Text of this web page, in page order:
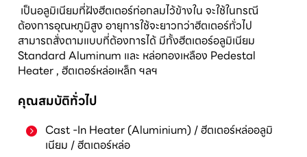
เป็นอลูมิเนียมที่ฝังฮีตเตอร์ท่อกลมไว้ข้างใน จะใช้ในกรณี
ต้องการอุณหภูมิสูง อายุการใช้จะยาวกว่าฮีตเตอร์ทั่วไป
สามารถสั่งตามแบบที่ต้องการได้ มีทั้งฮีตเตอร์อลูมิเนียม
Standard Aluminum และ หล่อทองเหลือง Pedestal
Heater , ฮีตเตอร์หล่อเหล็ก ฯลฯ
คุณสมบัติทั่วไป
Cast -In Heater (Aluminium) / ฮีตเตอร์หล่ออลูมิ
เนียม / ฮีตเตอร์หล่อ